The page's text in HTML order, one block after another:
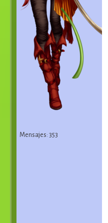
Mensajes: 353